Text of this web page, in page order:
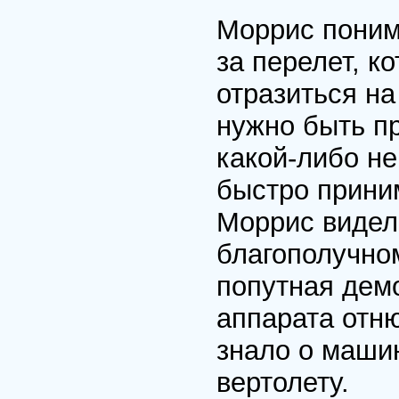
Моррис
за перелет,
отразиться
нужно быть
какой-либо
быстро
Моррис
попутная
аппарата
знало о
вертолету.